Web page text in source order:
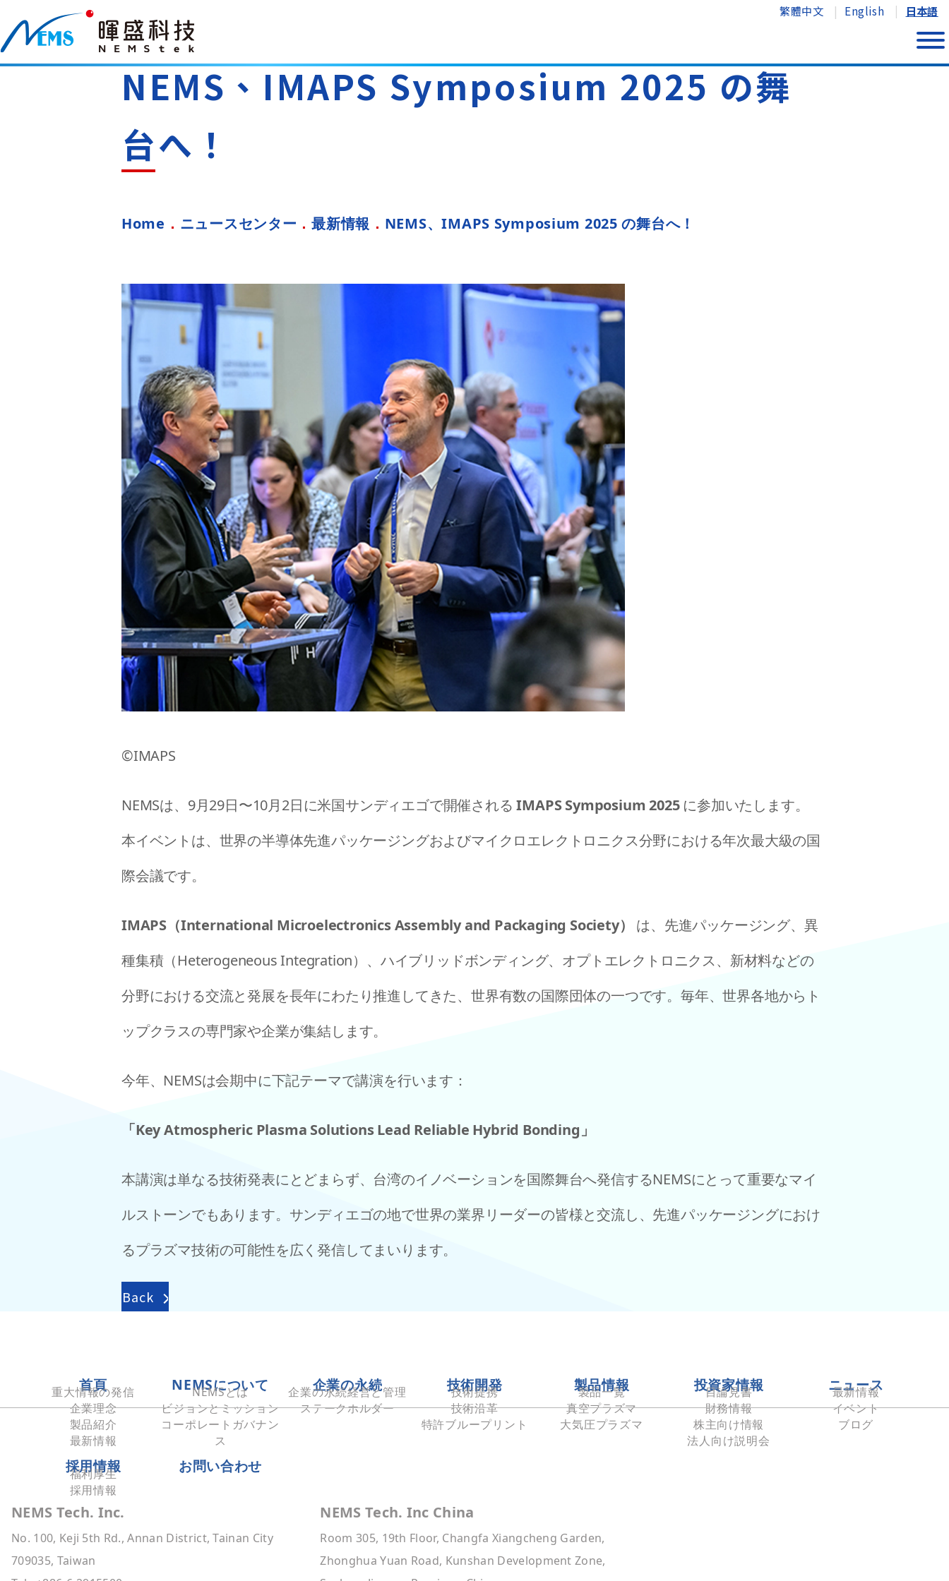
繁體中文 English 日本語
NEMS、IMAPS Symposium 2025 の舞
台へ！
Home ニュースセンター 最新情報 NEMS、IMAPS Symposium 2025 の舞台へ！
©IMAPS
NEMSは、9月29日〜10月2日に米国サンディエゴで開催されるIMAPS Symposium 2025に参加いたします。
本イベントは、世界の半導体先進パッケージングおよびマイクロエレクトロニクス分野における年次最大級の国
際会議です。
IMAPS（International Microelectronics Assembly and Packaging Society）
は、先進パッケージング、異
種集積（Heterogeneous Integration）、ハイブリッドボンディング、オプトエレクトロニクス、新材料などの
分野における交流と発展を長年にわたり推進してきた、世界有数の国際団体の一つです。毎年、世界各地からト
ップクラスの専門家や企業が集結します。
今年、NEMSは会期中に下記テーマで講演を行います：
「Key Atmospheric Plasma Solutions Lead Reliable Hybrid Bonding」
本講演は単なる技術発表にとどまらず、台湾のイノベーションを国際舞台へ発信するNEMSにとって重要なマイ
ルストーンでもあります。サンディエゴの地で世界の業界リーダーの皆様と交流し、先進パッケージングにおけ
るプラズマ技術の可能性を広く発信してまいります。
Back
首頁
重大情報の発信
企業理念
製品紹介
最新情報
NEMSについて
NEMSとは
ビジョンとミッション
コーポレートガバナン
ス
企業の永続
企業の永続経営と管理
ステークホルダー
技術開発
技術提携
技術沿革
特許ブループリント
製品情報
製品一覧
真空プラズマ
大気圧プラズマ
投資家情報
目論見書
財務情報
株主向け情報
法人向け説明会
ニュース
最新情報
イベント
ブログ
採用情報
福利厚生
採用情報
お問い合わせ
NEMS Tech. Inc.
No. 100, Keji 5th Rd., Annan District, Tainan City
709035, Taiwan
NEMS Tech. Inc China
Room 305, 19th Floor, Changfa Xiangcheng Garden,
Zhonghua Yuan Road, Kunshan Development Zone,